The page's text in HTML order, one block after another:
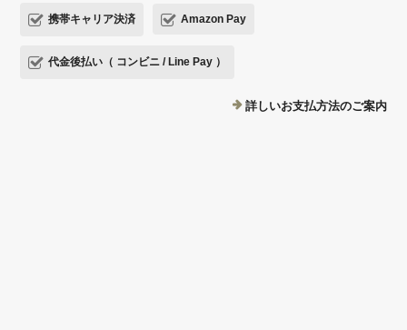
携帯キャリア決済 Amazon Pay
代金後払い（ コンビニ / Line Pay ）
詳しいお支払方法のご案内